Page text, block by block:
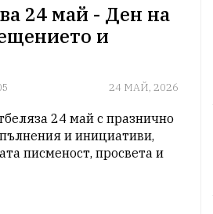
24 май - Ден на
и
24 МАЙ, 2026
24 май с празнично
и инициативи,
писменост, просвета и